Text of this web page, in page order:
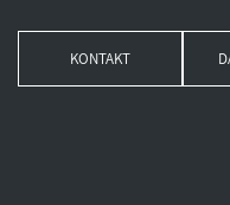
KONTAKT